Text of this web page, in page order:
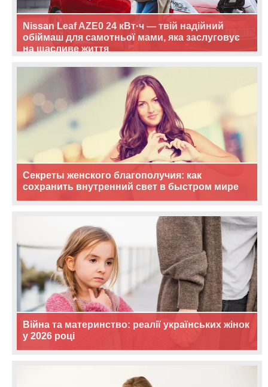
Nissan Leaf AZE0 24 кВт·ч — твій надійний
обіймаш для самотньої мами, яка заслуговує
на щасливе життя
Секреты женского благополучия: как
сохранить внутренний свет в быстром мире
Війна та материнство: реалії українських жінок
у 2026 році